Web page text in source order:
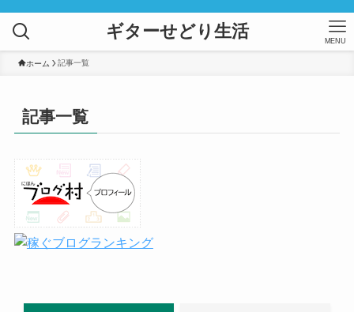
ギターせどり生活 MENU
ホーム 記事一覧
記事一覧